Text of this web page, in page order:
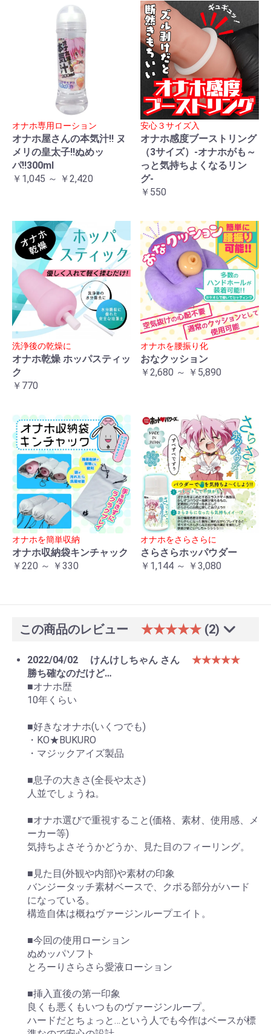
オナホ専用ローション
オナホ屋さんの本気汁!! ヌ
メリの皇太子!!ぬめッ
パ!!300ml
￥1,045 ～ ￥2,420
安心３サイズ入
オナホ感度ブーストリング
（3サイズ）-オナホがも～
っと気持ちよくなるリン
グ-
￥550
洗浄後の乾燥に
オナホ乾燥 ホッパスティッ
ク
￥770
オナホを腰振り化
おなクッション
￥2,680 ～ ￥5,890
オナホを簡単収納
オナホ収納袋キンチャック
￥220 ～ ￥330
オナホをさらさらに
さらさらホッパウダー
￥1,144 ～ ￥3,080
この商品のレビュー ★★★★★ (2)
2022/04/02 けんけしちゃん さん
★★★★★
勝ち確なのだけど…
■オナホ歴
10年くらい
■好きなオナホ(いくつでも)
・KO★BUKURO
・マジックアイズ製品
■息子の大きさ(全長や太さ)
人並でしょうね。
■オナホ選びで重視すること(価格、素材、使用感、メ
ーカー等)
気持ちよさそうかどうか、見た目のフィーリング。
■見た目(外観や内部)や素材の印象
バンジータッチ素材ベースで、クポる部分がハード
になっている。
構造自体は概ねヴァージンループエイト。
■今回の使用ローション
ぬめッパソフト
とろーりさらさら愛液ローション
■挿入直後の第一印象
良くも悪くもいつものヴァージンループ。
ハードだとちょっと…という人でも今作はベースが標